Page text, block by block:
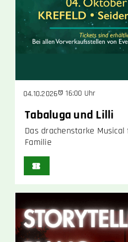
04.10.2026 16:00 Uhr
Tabaluga und Lilli
Das drachenstarke
Familie